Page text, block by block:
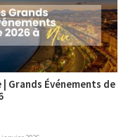
| Grands Événements de